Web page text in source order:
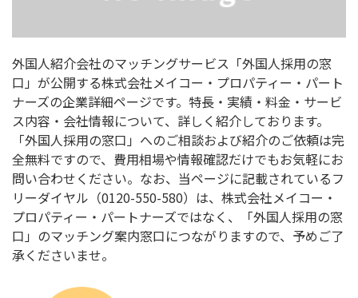
外国人紹介会社のマッチングサービス「外国人採用の窓
口」が公開する株式会社メイコー・プロパティー・パート
ナーズの企業詳細ページです。特長・実績・料金・サービ
ス内容・会社情報について、詳しく紹介しております。
「外国人採用の窓口」へのご相談および紹介のご依頼は完
全無料ですので、費用相場や情報確認だけでもお気軽にお
問い合わせください。なお、当ページに記載されているフ
リーダイヤル（0120-550-580）は、株式会社メイコー・
プロパティー・パートナーズではなく、「外国人採用の窓
口」のマッチング案内窓口につながりますので、予めご了
承くださいませ。